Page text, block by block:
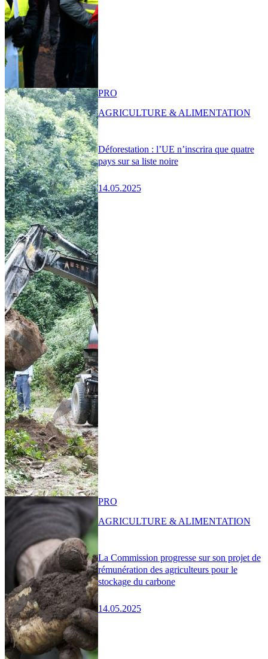
Déforestation : l’UE n’inscrira que quatre
pays sur sa liste noire
14.05.2025
PRO
AGRICULTURE & ALIMENTATION
La Commission progresse sur son projet de
rémunération des agriculteurs pour le
stockage du carbone
14.05.2025
PRO
AGRICULTURE & ALIMENTATION